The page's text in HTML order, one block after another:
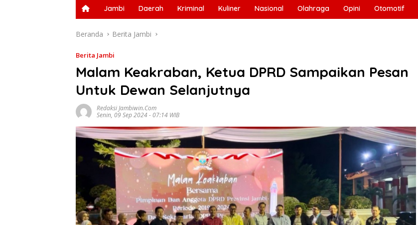
Jambi Daerah Kriminal Kuliner Nasional Olahraga Opini Otomotif
Beranda Berita Jambi
Berita Jambi
Malam Keakraban, Ketua DPRD Sampaikan Pesan
Untuk Dewan Selanjutnya
Redaksi Jambiwin.com
Senin, 09 Sep 2024 - 07:14 WIB